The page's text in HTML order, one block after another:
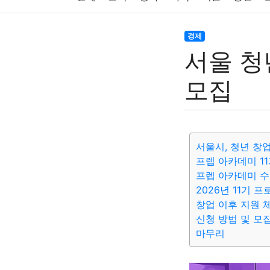
블록체인
여행 맛집 IT
경제
서울
모집
서울시, 청년 창
프렙 아카데미
프렙 아카데미
2026년 11기 프
창업 이후 지원
신청 방법 및 모
마무리